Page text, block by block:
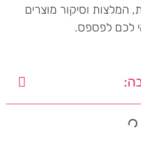
המלצות וסיקור מוצרים
לכם לפספס.